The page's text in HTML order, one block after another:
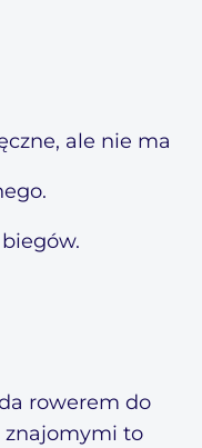
ale nie ma
rowerem do
znajomymi to